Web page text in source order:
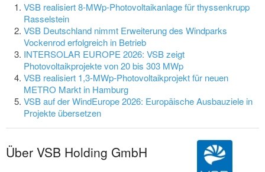
VSB realisiert 8-MWp-Photovoltaikanlage für thyssenkrupp
Rasselstein
VSB Deutschland nimmt Erweiterung des Windparks
Vockenrod erfolgreich in Betrieb
INTERSOLAR EUROPE 2026: VSB zeigt
Photovoltaikprojekte von 20 bis 303 MWp
VSB realisiert 1,3-MWp-Photovoltaikprojekt für neuen
METRO Markt in Hamburg
VSB auf der WindEurope 2026: Europäische Ausbauziele in
Projekte übersetzen
Über VSB Holding GmbH